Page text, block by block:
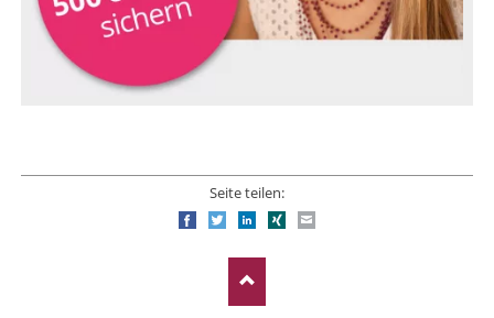
Seite teilen:
FacebookTwitterLinkedIn
Xing